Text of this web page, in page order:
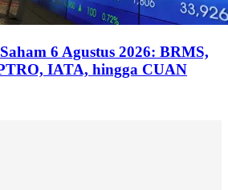
6 Agustus 2026: BRMS,
IATA, hingga CUAN